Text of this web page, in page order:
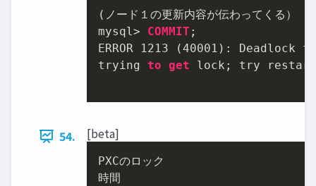
(ノード１の更新内容が伝わってくる）
mysql> COMMIT ;
ERROR
1213 (40001 ): Deadlock
trying to get lock; try
54. [beta]
PXCのロック
時間